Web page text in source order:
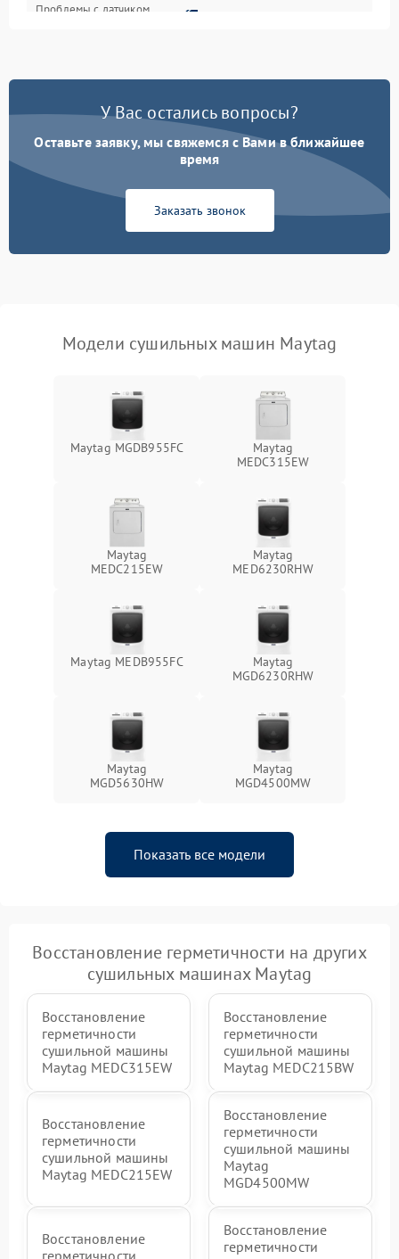
Проблемы с датчиком
Проблемы с блоком
1800 ₽ Подробнее →
Не завершает программу Подробнее →
1500 ₽ Подробнее →
У Вас остались вопросы?
Оставьте заявку, мы свяжемся с Вами в ближайшее
время
Заказать звонок
Модели сушильных машин Maytag
Maytag MGDB955FC
Maytag
MEDC315EW
Maytag
MEDC215EW
Maytag
MED6230RHW
Maytag MEDB955FC
Maytag
MGD6230RHW
Maytag
MGD5630HW
Maytag
MGD4500MW
Показать все модели
Восстановление герметичности на других
сушильных машинах Maytag
Восстановление
герметичности
сушильной машины
Maytag MEDC315EW
Восстановление
герметичности
сушильной машины
Maytag MEDC215BW
Восстановление
герметичности
сушильной машины
Maytag MEDC215EW
Восстановление
герметичности
сушильной машины
Maytag
MGD4500MW
Восстановление
герметичности
Восстановление
герметичности